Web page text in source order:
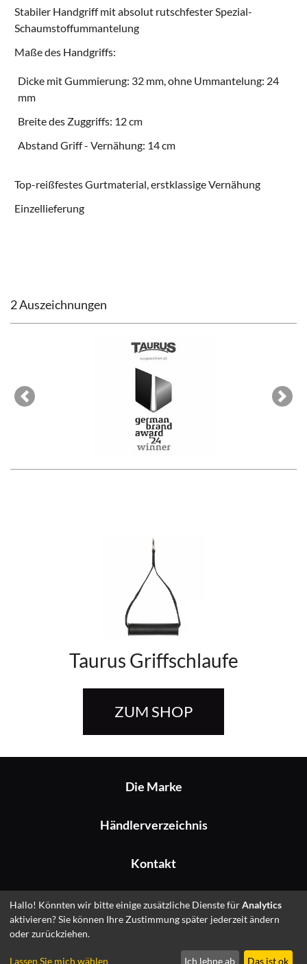
Stabiler Handgriff mit absolut rutschfester Spezial-
Schaumstoffummantelung
Maße des Handgriffs:
Dicke mit Gummierung: 32 mm, ohne Ummantelung: 24
mm
Breite des Zuggriffs: 12 cm
Abstand Griff - Vernähung: 14 cm
Top-reißfestes Gurtmaterial, erstklassige Vernähung
Einzellieferung
2 Auszeichnungen
Previous Next
Taurus Griffschlaufe
ZUM SHOP
Die Marke
Händlerverzeichnis
Kontakt
Impressum
Hallo! Könnten wir bitte einige zusätzliche Dienste fürAnalytics
aktivieren? Sie können Ihre Zustimmung später jederzeit ändern
oder zurückziehen.
Lassen Sie mich wählen Ich lehne ab Das ist ok